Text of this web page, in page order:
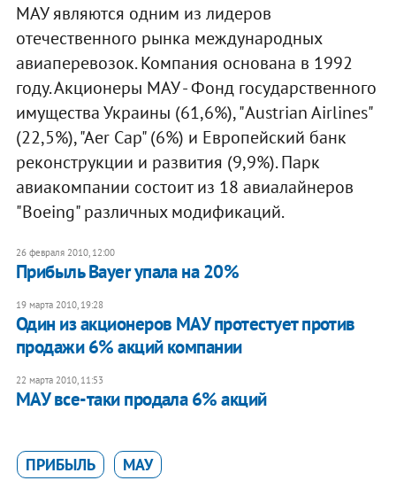
МАУ являются одним из лидеров
отечественного рынка международных
авиаперевозок. Компания основана в 1992
году. Акционеры МАУ - Фонд государственного
имущества Украины (61,6%), "Austrian Airlines"
(22,5%), "Aer Cap" (6%) и Европейский банк
реконструкции и развития (9,9%). Парк
авиакомпании состоит из 18 авиалайнеров
"Boeing" различных модификаций.
26 февраля 2010, 12:00
Прибыль Bayer упала на 20%
19 марта 2010, 19:28
Один из акционеров МАУ протестует против
продажи 6% акций компании
22 марта 2010, 11:53
МАУ все-таки продала 6% акций
ПРИБЫЛЬ МАУ